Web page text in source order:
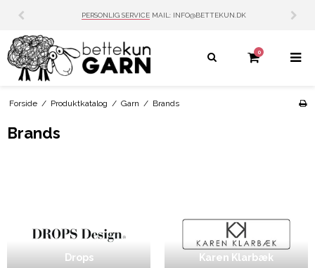
PERSONLIG SERVICE MAIL: INFO@BETTEKUN.DK
0
Forside / Produktkatalog / Garn / Brands
Brands
Drops
Karen Klarbæk